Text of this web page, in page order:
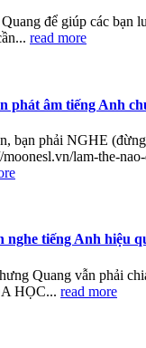
để giúp các bạn
read more
phát âm tiếng Anh
bạn phải NGHE
lam-the-
nghe tiếng Anh hiệu
Quang vẫn phải
HỌC... read more